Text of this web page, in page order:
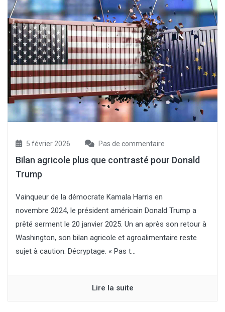
5 février 2026 Pas de commentaire
Bilan agricole plus que contrasté pour Donald
Trump
Vainqueur de la démocrate Kamala Harris en
novembre 2024, le président américain Donald Trump a
prêté serment le 20 janvier 2025. Un an après son retour à
Washington, son bilan agricole et agroalimentaire reste
sujet à caution. Décryptage. « Pas t...
Lire la suite